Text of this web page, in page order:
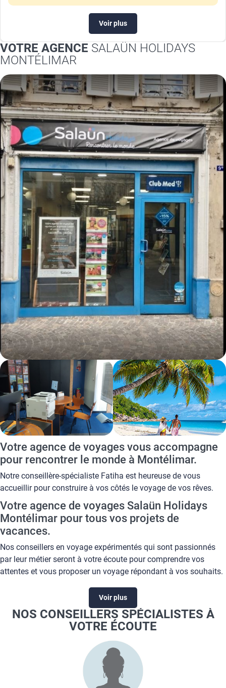
Voir plus
VOTRE AGENCE SALAÜN HOLIDAYS
MONTÉLIMAR
Votre agence de voyages vous accompagne
pour rencontrer le monde à Montélimar.
Notre conseillère-spécialiste Fatiha est heureuse de vous
accueillir pour construire à vos côtés le voyage de vos rêves.
Votre agence de voyages Salaün Holidays
Montélimar pour tous vos projets de
vacances.
Nos conseillers en voyage expérimentés qui sont passionnés
par leur métier seront à votre écoute pour comprendre vos
attentes et vous proposer un voyage répondant à vos souhaits.
les engagements de votre agence de voyage Salaün Holidays
Montélimar. Une large gamme de produits vous attend dans
votre agence de voyage Salaün Holidays Montélimar :
circuit accompagné
séjour en club de vacances ou en hôtel
croisière fluviale ou maritime
Voir plus
NOS CONSEILLERS SPÉCIALISTES À
VOTRE ÉCOUTE